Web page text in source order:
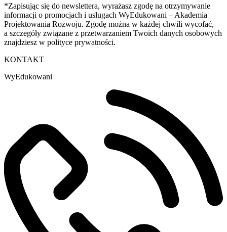
*Zapisując się do newslettera, wyrażasz zgodę na otrzymywanie
informacji o promocjach i usługach WyEdukowani – Akademia
Projektowania Rozwoju. Zgodę można w każdej chwili wycofać,
a szczegóły związane z przetwarzaniem Twoich danych osobowych
znajdziesz w polityce prywatności.
KONTAKT
WyEdukowani